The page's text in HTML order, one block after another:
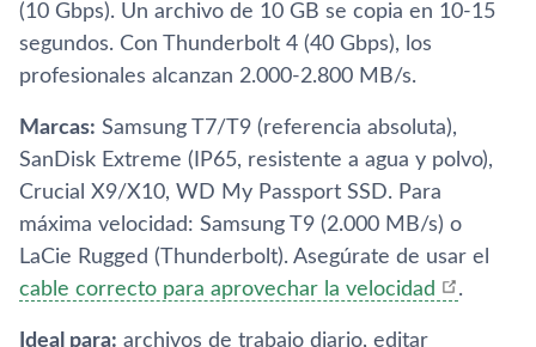
(10 Gbps). Un archivo de 10 GB se copia en 10-15
segundos. Con Thunderbolt 4 (40 Gbps), los
profesionales alcanzan 2.000-2.800 MB/s.
Marcas: Samsung T7/T9 (referencia absoluta),
SanDisk Extreme (IP65, resistente a agua y polvo),
Crucial X9/X10, WD My Passport SSD. Para
máxima velocidad: Samsung T9 (2.000 MB/s) o
LaCie Rugged (Thunderbolt). Asegúrate de usar el
cable correcto para aprovechar la velocidad
.
Ideal para: archivos de trabajo diario, editar